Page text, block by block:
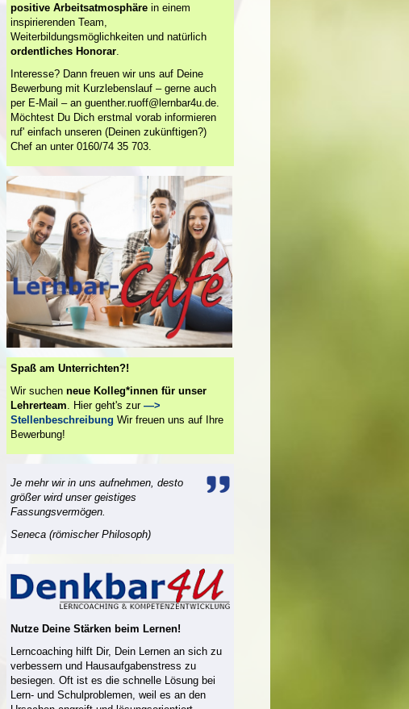
positive Arbeitsatmosphäre in einem
inspirierenden Team,
Weiterbildungsmöglichkeiten und natürlich
ordentliches Honorar
Interesse? Dann freuen wir uns auf Deine
Bewerbung mit Kurzlebenslauf – gerne auch
per E-Mail – an guenther.ruoff@lernbar4u.de.
Möchtest Du Dich erstmal vorab informieren
ruf' einfach unseren (Deinen zukünftigen?)
Chef an unter 0160/74 35 703.
Spaß am Unterrichten?!
Wir suchen neue Kolleg*innen für unser
Lehrerteam. Hier geht's zur —>
Stellenbeschreibung Wir freuen uns auf Ihre
Bewerbung!
Je mehr wir in uns aufnehmen, desto
größer wird unser geistiges
Fassungsvermögen.
Seneca (römischer Philosoph)
Nutze Deine Stärken beim Lernen!
Lerncoaching hilft Dir, Dein Lernen an sich zu
verbessern und Hausaufgabenstress zu
besiegen. Oft ist es die schnelle Lösung bei
Lern- und Schulproblemen, weil es an den